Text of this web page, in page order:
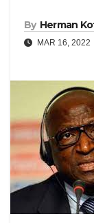
By Herman
MAR 16, 2022